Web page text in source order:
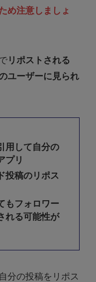
め注意しましょ
リポストされる
ユーザーに見られ
用して自分の
プリ
投稿のリポス
もフォロワー
れる可能性が
分の投稿をリポス